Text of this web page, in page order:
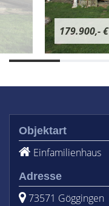
179.900,- €
Objektart
Einfamilienhaus
Adresse
73571 Göggingen